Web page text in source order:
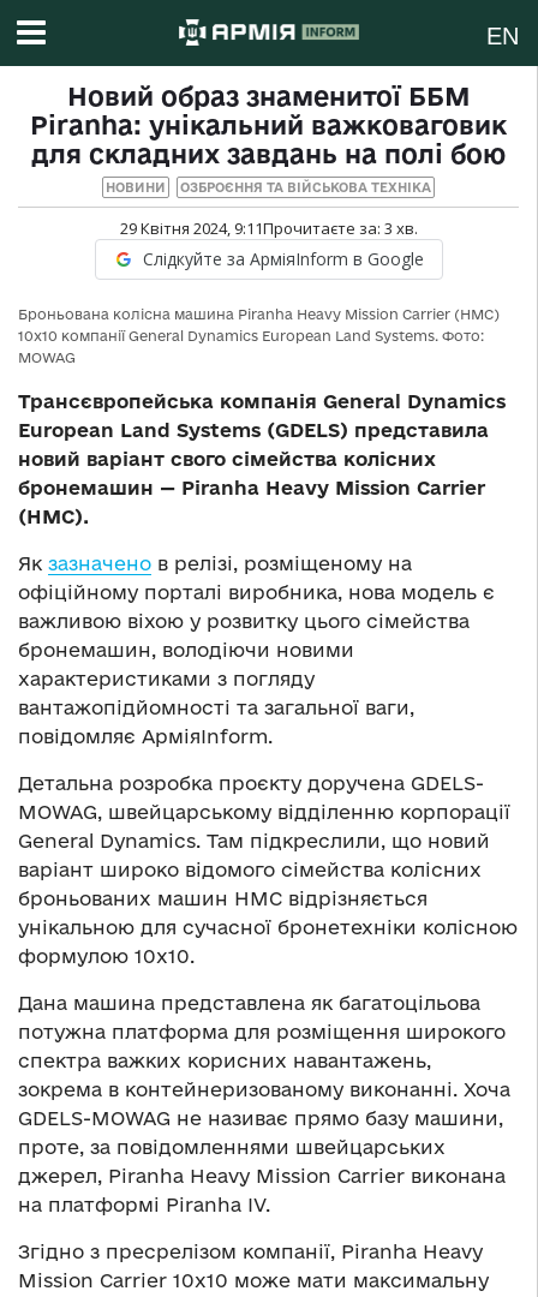
EN
Новий образ знаменитої ББМ
Piranha: унікальний важковаговик
для складних завдань на полі бою
НОВИНИ ОЗБРОЄННЯ ТА ВІЙСЬКОВА ТЕХНІКА
29 Квітня 2024, 9:11Прочитаєте за: 3 хв.
Слідкуйте за АрміяInform в Google
Броньована колісна машина Piranha Heavy Mission Carrier (HMC)
10х10 компанії General Dynamics European Land Systems. Фото:
MOWAG
Трансєвропейська компанія General Dynamics
European Land Systems (GDELS) представила
новий варіант свого сімейства колісних
бронемашин — Piranha Heavy Mission Carrier
(HMC).
Як зазначено в релізі, розміщеному на
офіційному порталі виробника, нова модель є
важливою віхою у розвитку цього сімейства
бронемашин, володіючи новими
характеристиками з погляду
вантажопідйомності та загальної ваги,
повідомляє АрміяInform.
Детальна розробка проєкту доручена GDELS-
MOWAG, швейцарському відділенню корпорації
General Dynamics. Там підкреслили, що новий
варіант широко відомого сімейства колісних
броньованих машин HMC відрізняється
унікальною для сучасної бронетехніки колісною
формулою 10х10.
Дана машина представлена як багатоцільова
потужна платформа для розміщення широкого
спектра важких корисних навантажень,
зокрема в контейнеризованому виконанні. Хоча
GDELS-MOWAG не називає прямо базу машини,
проте, за повідомленнями швейцарських
джерел, Piranha Heavy Mission Carrier виконана
на платформі Piranha IV.
Згідно з пресрелізом компанії, Piranha Heavy
Mission Carrier 10х10 може мати максимальну